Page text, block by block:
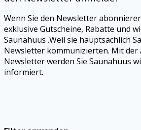
Wenn Sie den Newsletter
exklusive Gutscheine, Rabatte und
Saunahuus .Weil sie hauptsächlich
Newsletter kommunizierten. Mit der
Newsletter werden Sie Saunahuus
informiert.